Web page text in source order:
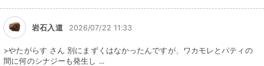
岩石入道 2026/07/22 11:33
>やたがらす さん 別にまずくはなかったんですが、ワカモレとパティの
間に何のシナジーも発生し ...